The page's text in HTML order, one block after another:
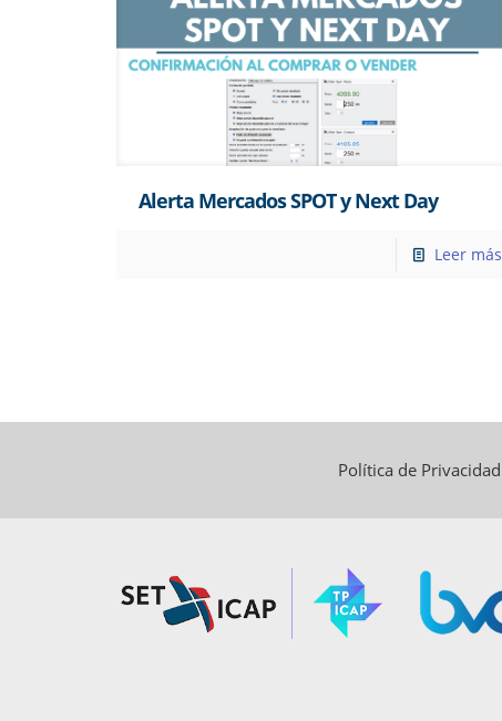
Alerta Mercados SPOT y Next Day
Leer más
Política de